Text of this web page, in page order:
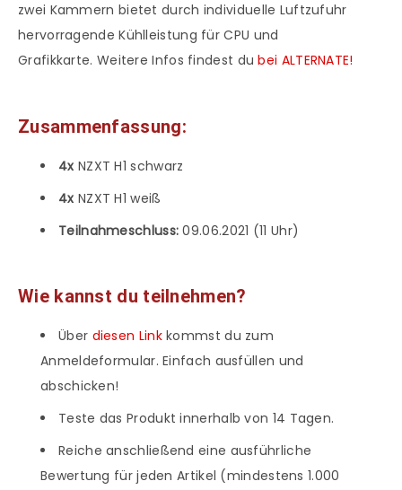
zwei Kammern bietet durch individuelle Luftzufuhr
hervorragende Kühlleistung für CPU und
Grafikkarte. Weitere Infos findest dubei ALTERNATE!
Zusammenfassung:
4x NZXT H1 schwarz
4x NZXT H1 weiß
Teilnahmeschluss: 09.06.2021 (11 Uhr)
Wie kannst du teilnehmen?
Über diesen Linkkommst du zum
Anmeldeformular. Einfach ausfüllen und
abschicken!
Teste das Produkt innerhalb von 14 Tagen.
Reiche anschließend eine ausführliche
Bewertung für jeden Artikel (mindestens 1.000